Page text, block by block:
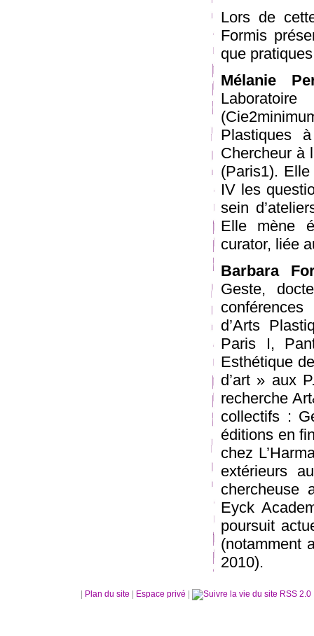
Lors de
Formis
que
Mélanie
Plastiques
Chercheur à
(Paris1).
IV les
sein
Elle mène
curator, liée
Barbara
Geste,
d’Arts
Paris I,
Esthétique
d’art » aux
recherche
collectifs :
éditions en
chez
extérieurs
chercheuse
Eyck
poursuit
(notamment
2010).
Plan du site Espace privé RSS 2.0